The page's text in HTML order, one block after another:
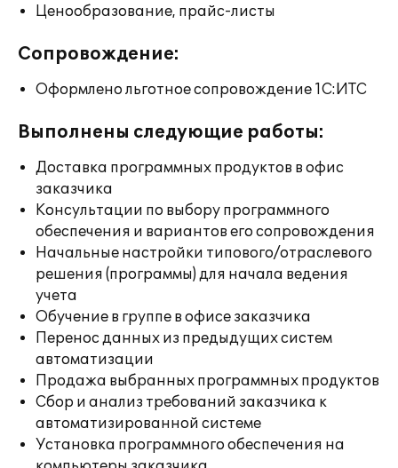
Ценообразование, прайс-листы
Сопровождение:
Оформлено льготное сопровождение 1С:ИТС
Выполнены следующие работы:
Доставка программных продуктов в офис
заказчика
Консультации по выбору программного
обеспечения и вариантов его сопровождения
Начальные настройки типового/отраслевого
решения (программы) для начала ведения
учета
Обучение в группе в офисе заказчика
Перенос данных из предыдущих систем
автоматизации
Продажа выбранных программных продуктов
Сбор и анализ требований заказчика к
автоматизированной системе
Установка программного обеспечения на